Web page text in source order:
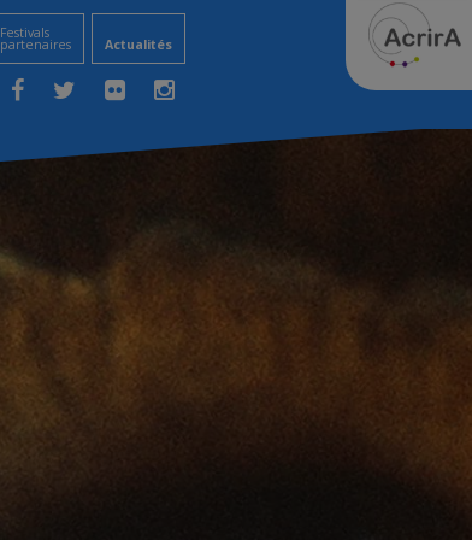
Festivals
partenaires Actualités